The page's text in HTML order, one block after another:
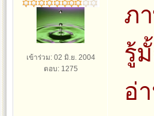
เข้าร่วม: 02 มิ.ย. 2004
ตอบ: 1275
ภ
รู้
อ่